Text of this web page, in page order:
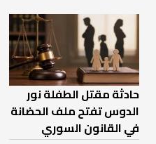
حادثة مقتل الطفلة نور
الدوس تفتح ملف الحضانة
في القانون السوري